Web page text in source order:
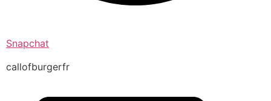
Snapchat
callofburgerfr